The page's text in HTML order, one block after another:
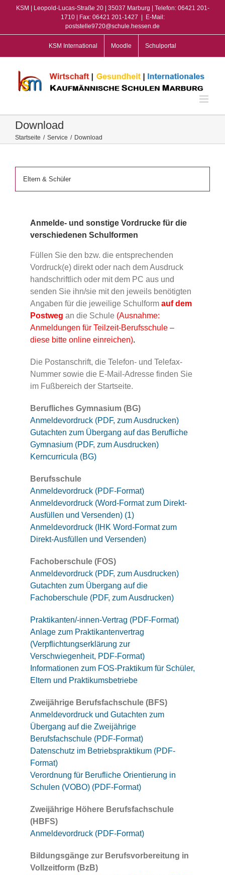
KSM | Leopold-Lucas-Straße 20 | 35037 Marburg | Telefon: 06421 201-
1710 | Fax: 06421 201-1427
E-Mail:
poststelle9720@schule.hessen.de
KSM International Moodle Schulportal
Download
Startseite / Service / Download
Eltern & Schüler
Anmelde- und sonstige Vordrucke für die
verschiedenen Schulformen
Füllen Sie den bzw. die entsprechenden
Vordruck(e) direkt oder nach dem Ausdruck
handschriftlich oder mit dem PC aus und
senden Sie ihn/sie mit den jeweils benötigten
Angaben für die jeweilige Schulform auf dem
Postweg an die Schule (Ausnahme:
Anmeldungen für Teilzeit-Berufsschule –
diese bitte online einreichen).
Die Postanschrift, die Telefon- und Telefax-
Nummer sowie die E-Mail-Adresse finden Sie
im Fußbereich der Startseite.
Berufliches Gymnasium (BG)
Anmeldevordruck (PDF, zum Ausdrucken)
Gutachten zum Übergang auf das Berufliche
Gymnasium (PDF, zum Ausdrucken)
Kerncurricula (BG)
Berufsschule
Anmeldevordruck (PDF-Format)
Anmeldevordruck (Word-Format zum Direkt-
Ausfüllen und Versenden) (1)
Anmeldevordruck (IHK Word-Format zum
Direkt-Ausfüllen und Versenden)
Fachoberschule (FOS)
Anmeldevordruck (PDF, zum Ausdrucken)
Gutachten zum Übergang auf die
Fachoberschule (PDF, zum Ausdrucken)
Praktikanten/-innen-Vertrag (PDF-Format)
Anlage zum Praktikantenvertrag
(Verpflichtungserklärung zur
Verschwiegenheit, PDF-Format)
Informationen zum FOS-Praktikum für Schüler,
Eltern und Praktikumsbetriebe
Zweijährige Berufsfachschule (BFS)
Anmeldevordruck und Gutachten zum
Übergang auf die Zweijährige
Berufsfachschule (PDF-Format)
Datenschutz im Betriebspraktikum (PDF-
Format)
Verordnung für Berufliche Orientierung in
Schulen (VOBO) (PDF-Format)
Zweijährige Höhere Berufsfachschule
(HBFS)
Anmeldevordruck (PDF-Format)
Bildungsgänge zur Berufsvorbereitung in
Vollzeitform (BzB)